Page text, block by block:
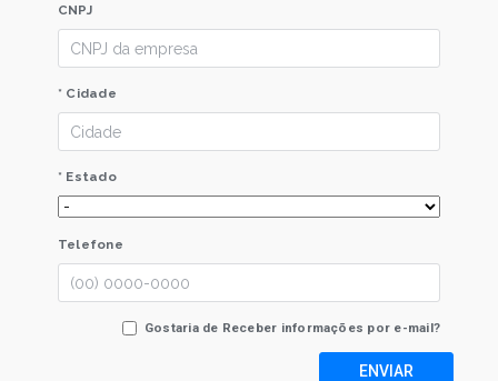
CNPJ
* Cidade
* Estado
Telefone
Gostaria de Receber informações por e-mail?
ENVIAR